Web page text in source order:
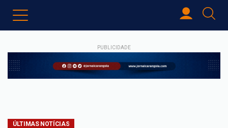
PUBLICIDADE
ÚLTIMAS NOTÍCIAS